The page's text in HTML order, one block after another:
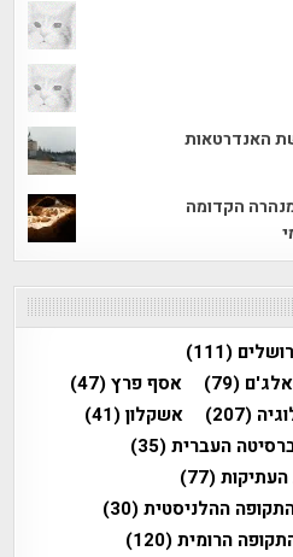
האנדרטאות
הקדומה
(111)
(79) אסף פרץ(47)
(207) אשקלון(41)
העברית(35)
(77)
ההלניסטית(30)
הרומית(120)